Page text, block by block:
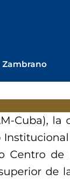
Zambrano
Cuba), la
Centro de
de